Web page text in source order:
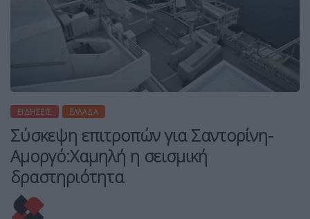
ΕΙΔΉΣΕΙΣ ΕΛΛΆΔΑ
Σύσκεψη επιτροπών για Σαντορίνη-
Αμοργό:Χαμηλή η σεισμική
δραστηριότητα